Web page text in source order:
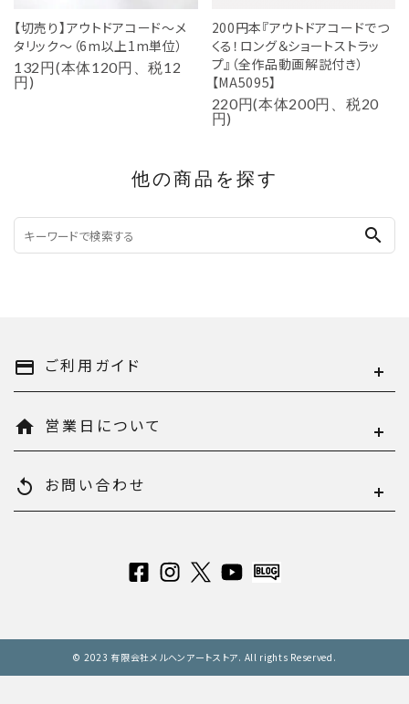
【切売り】アウトドアコード～メ
タリック～（6m以上1m単位）
132円(本体120円、税12
円)
200円本『アウトドアコードでつ
くる！ロング＆ショートストラッ
プ』（全作品動画解説付き）
【MA5095】
220円(本体200円、税20
円)
他の商品を探す
search
payment ご利用ガイド
home 営業日について
replay お問い合わせ
© 2023 有限会社メルヘンアートストア. All rights Reserved.